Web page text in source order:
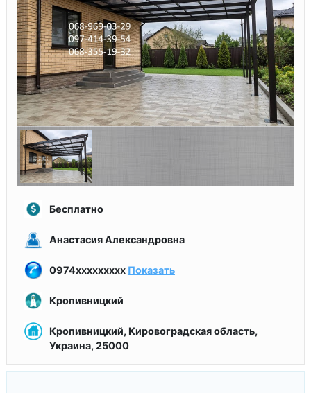
Бесплатно
Анастасия Александровна
0974xxxxxxxxx Показать
Кропивницкий
Кропивницкий, Кировоградская область,
Украина, 25000